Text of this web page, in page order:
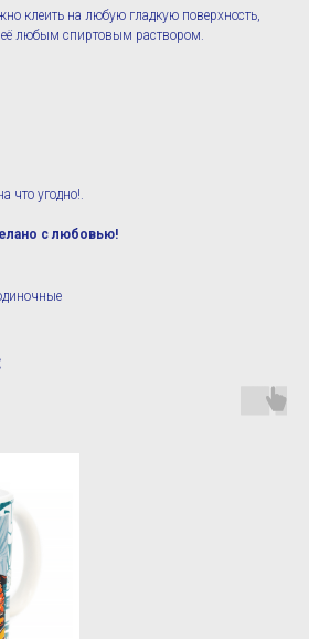
клеить на любую гладкую поверхность,
её любым спиртовым раствором.
что угодно!.
с любовью!